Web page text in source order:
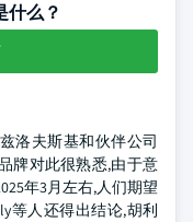
什么？
洛夫斯基和伙伴公司
牌对此很熟悉,由于意
年3月左右,人们期望
等人还得出结论,胡利